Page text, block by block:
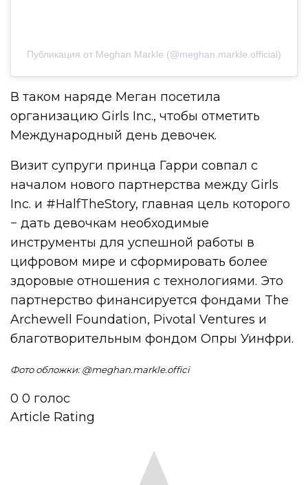
Публикация от Meghan Markle (@meghan.markle.official)
В таком наряде Меган посетила
организацию Girls Inc., чтобы отметить
Международный день девочек.
Визит супруги принца Гарри совпал с
началом нового партнерства между Girls
Inc. и #HalfTheStory, главная цель которого
− дать девочкам необходимые
инструменты для успешной работы в
цифровом мире и сформировать более
здоровые отношения с технологиями. Это
партнерство финансируется фондами The
Archewell Foundation, Pivotal Ventures и
благотворительным фондом Опры Уинфри.
Фото обложки: @meghan.markle.offici
0 0 голос
Article Rating